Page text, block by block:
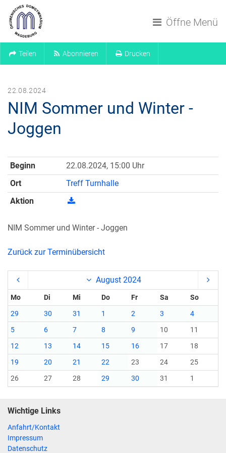
Öffne Menü
Teilen Abonnieren Drucken
22.08.2024
NIM Sommer und Winter -
Joggen
Beginn
22.08.2024, 15:00 Uhr
Ort
Treff Turnhalle
Aktion
NIM Sommer und Winter - Joggen
Zurück zur Terminübersicht
August 2024
Mo Di Mi Do Fr Sa
So
29
30 31 1 2 3
4
5
6 7 8 9 10
11
12
13 14 15 16 17
18
19
20 21 22 23 24
25
26
27 28 29 30 31 1
Wichtige Links
Anfahrt/Kontakt
Impressum
Datenschutz